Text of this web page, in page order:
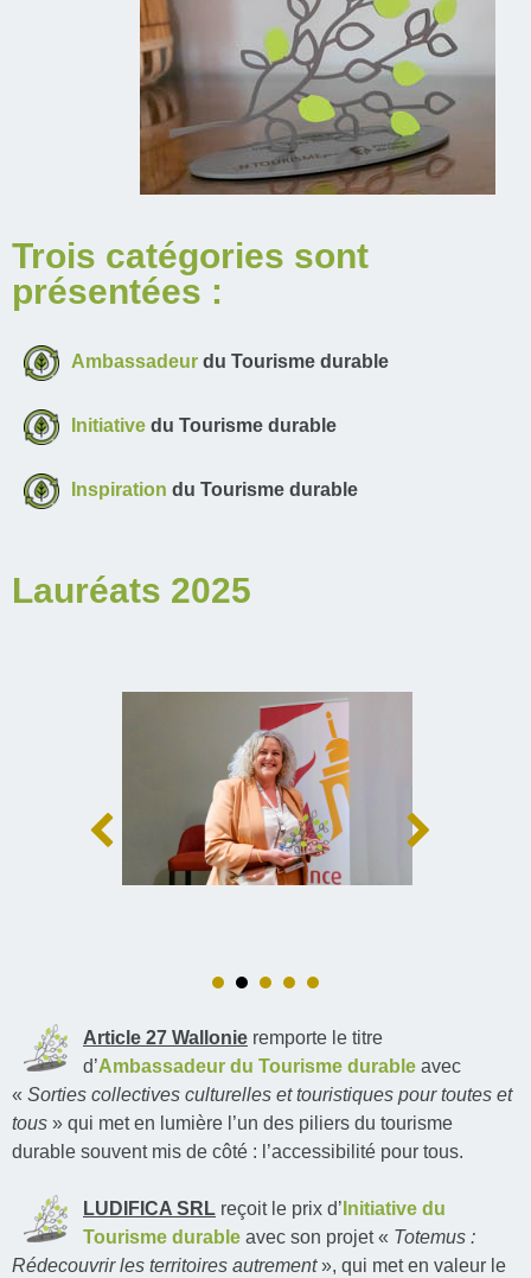
Trois catégories sont
présentées :
Ambassadeur du Tourisme durable
Initiative du Tourisme durable
Inspiration du Tourisme durable
Lauréats 2025
Prev Next
Article 27 Wallonie remporte le titre
d’Ambassadeur du Tourisme durable avec
« Sorties collectives culturelles et touristiques pour toutes et
tous » qui met en lumière l’un des piliers du tourisme
durable souvent mis de côté : l’accessibilité pour tous.
LUDIFICA SRL reçoit le prix d’ Initiative du
Tourisme durable avec son projet « Totemus :
Rédecouvrir les territoires autrement», qui met en valeur le